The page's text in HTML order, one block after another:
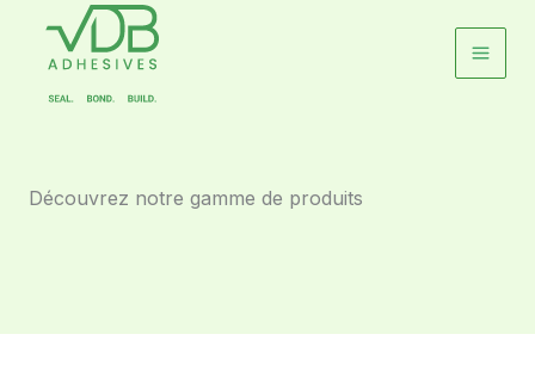
Découvrez notre gamme de produits